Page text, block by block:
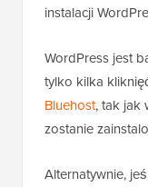
instalacji
WordPress jest
tylko kilka
Bluehost, tak jak
zostanie
Alternatywnie,